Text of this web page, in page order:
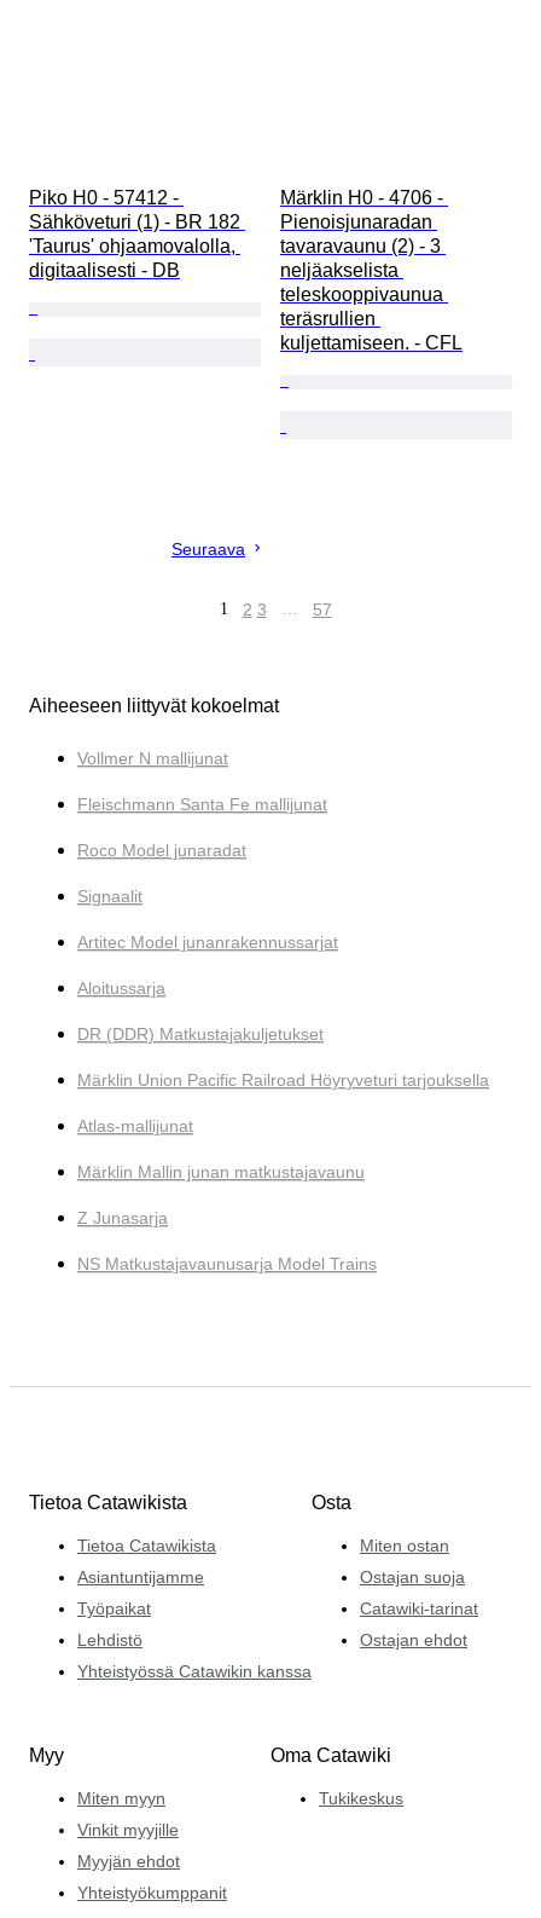
Piko H0 - 57412 -
Sähköveturi (1) - BR 182
'Taurus' ohjaamovalolla,
digitaalisesti - DB
Märklin H0 - 4706 -
Pienoisjunaradan
tavaravaunu (2) - 3
neljäakselista
teleskooppivaunua
teräsrullien
kuljettamiseen. - CFL
Seuraava
1 2 3 … 57
Aiheeseen liittyvät kokoelmat
Vollmer N mallijunat
Fleischmann Santa Fe mallijunat
Roco Model junaradat
Signaalit
Artitec Model junanrakennussarjat
Aloitussarja
DR (DDR) Matkustajakuljetukset
Märklin Union Pacific Railroad Höyryveturi tarjouksella
Atlas-mallijunat
Märklin Mallin junan matkustajavaunu
Z Junasarja
NS Matkustajavaunusarja Model Trains
Tietoa Catawikista
Tietoa Catawikista
Asiantuntijamme
Työpaikat
Lehdistö
Yhteistyössä Catawikin kanssa
Osta
Miten ostan
Ostajan suoja
Catawiki-tarinat
Ostajan ehdot
Myy
Miten myyn
Vinkit myyjille
Myyjän ehdot
Yhteistyökumppanit
Oma Catawiki
Tukikeskus